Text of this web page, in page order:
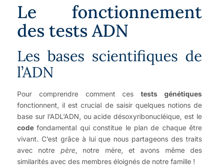
Le fonctionnement
des tests ADN
Les bases scientifiques de
l’ADN
Pour comprendre comment cestests génétiques
fonctionnent, il est crucial de saisir quelques notions de
base sur l’ADL’ADN, ou acide désoxyribonucléique, est le
code fondamental qui constitue le plan de chaque être
vivant. C’est grâce à lui que nous partageons des traits
avec notre père, notre mère, et avons même des
similarités avec des membres éloignés de notre famille !